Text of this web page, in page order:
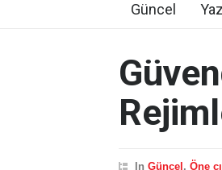
Güncel
In Güncel , Öne